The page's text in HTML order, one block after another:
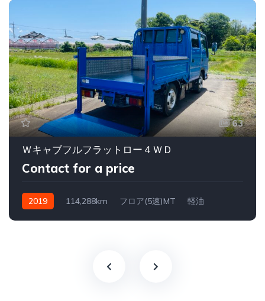
63
Ｗキャブフルフラットロー４ＷＤ
Contact for a price
2019 114,288km フロア(5速)MT 軽油